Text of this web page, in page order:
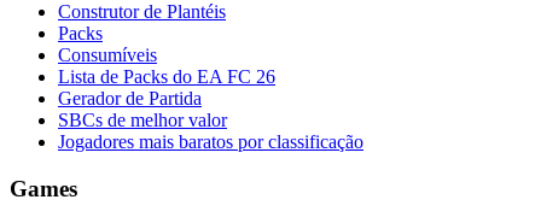
Construtor de Plantéis
Packs
Consumíveis
Lista de Packs do EA FC 26
Gerador de Partida
SBCs de melhor valor
Jogadores mais baratos por classificação
Games